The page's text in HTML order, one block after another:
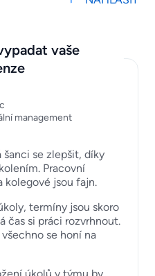
vaše
management
šanci se zlepšit, díky
Pracovní
kolegové jsou fajn.
termíny jsou skoro
čas si práci rozvrhnout.
se honí na
úkolů v týmu by